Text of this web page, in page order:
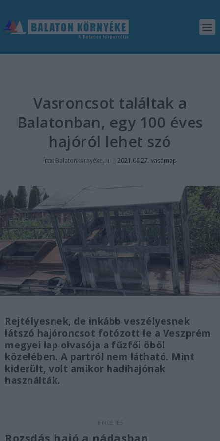
Vasroncsot találtak a
Balatonban, egy 100 éves
hajóról lehet szó
Írta: Balatonkörnyéke.hu | 2021.06.27. vasárnap
Rejtélyesnek, de inkább veszélyesnek
látszó hajóroncsot fotózott le a Veszprém
megyei lap olvasója a fűzfői öböl
közelében. A partról nem látható. Mint
kiderült, volt amikor hadihajónak
használták.
Rozsdás hajó a nádasban